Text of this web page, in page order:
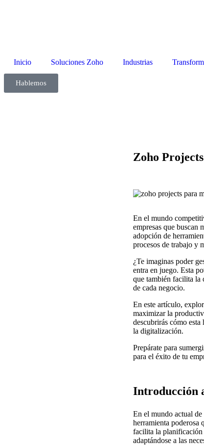
Inicio Soluciones Zoho Industrias
Hablemos
Zoho
En el mundo
empresas que buscan
adopción de
procesos de trabajo y
¿Te imaginas poder
entra en juego. Esta
que también facilita la
de cada negocio.
En este artículo,
maximizar la
descubrirás cómo
la digitalización.
Prepárate para
para el éxito de tu
Introducción
En el mundo actual
herramienta poderosa
facilita la planificación
adaptándose a las